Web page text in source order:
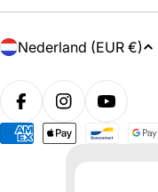
L
n
d
/
Nederland (EUR €)
Betaalmethoden